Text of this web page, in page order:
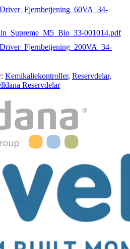
001014.pdf
Kemikaliekontroller, Reservdelar,
Reservdelar